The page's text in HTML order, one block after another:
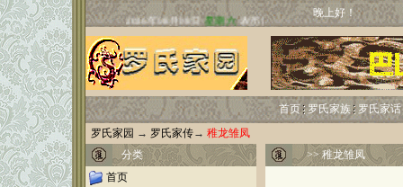
晚上好！
首页 罗氏家族
罗氏家话
罗氏家园 → 罗氏家传→ 稚龙雏凤
分类
首页
>>稚龙雏凤